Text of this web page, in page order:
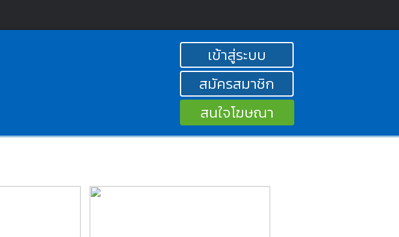
เข้าสู่ระบบ
สมัครสมาชิก
สนใจโฆษณา